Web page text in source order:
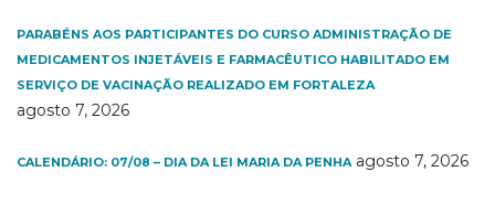
PARABÉNS AOS PARTICIPANTES DO CURSO ADMINISTRAÇÃO DE
MEDICAMENTOS INJETÁVEIS E FARMACÊUTICO HABILITADO EM
SERVIÇO DE VACINAÇÃO REALIZADO EM FORTALEZA
agosto 7, 2026
CALENDÁRIO: 07/08 – DIA DA LEI MARIA DA PENHA agosto 7, 2026